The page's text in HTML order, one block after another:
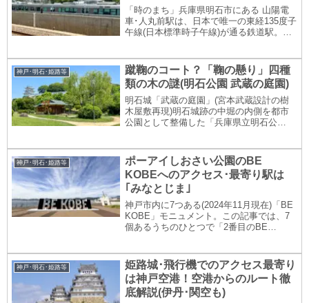
「時のまち」兵庫県明石市にある 山陽電
車･人丸前駅は、日本で唯一の東経135度子
午線(日本標準時子午線)が通る鉄道駅。ホ
写真盛りだくさんでご紹介します。山陽電
車人丸...
神戸･明石･姫路等
蹴鞠のコート？「鞠の懸り」四種
類の木の謎(明石公園 武蔵の庭園)
明石城「武蔵の庭園」(宮本武蔵設計の樹
木屋敷再現)明石城跡の中堀の内側を都市
公園として整備した「兵庫県立明石公
だった場所に…2004(平成16)年3月にオー
プンした...
神戸･明石･姫路等
ポーアイしおさい公園のBE
KOBEへのアクセス･最寄り駅は
｢みなとじま｣
神戸市内に7つある(2024年11月現在)「BE
KOBE」モニュメント。この記事では、7
個あるうちのひとつで「2番目のBE
イしおさい公園(神戸市中央区)...
神戸･明石･姫路等
姫路城･飛行機でのアクセス最寄り
は神戸空港！空港からのルート徹
底解説(伊丹･関空も)